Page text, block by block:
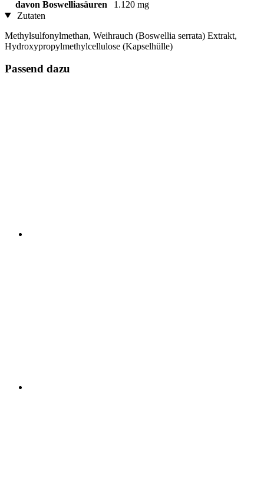
davon Boswelliasäuren
1.120 mg
Zutaten
Methylsulfonylmethan, Weihrauch (Boswellia serrata) Extrakt,
Hydroxypropylmethylcellulose (Kapselhülle)
Passend dazu